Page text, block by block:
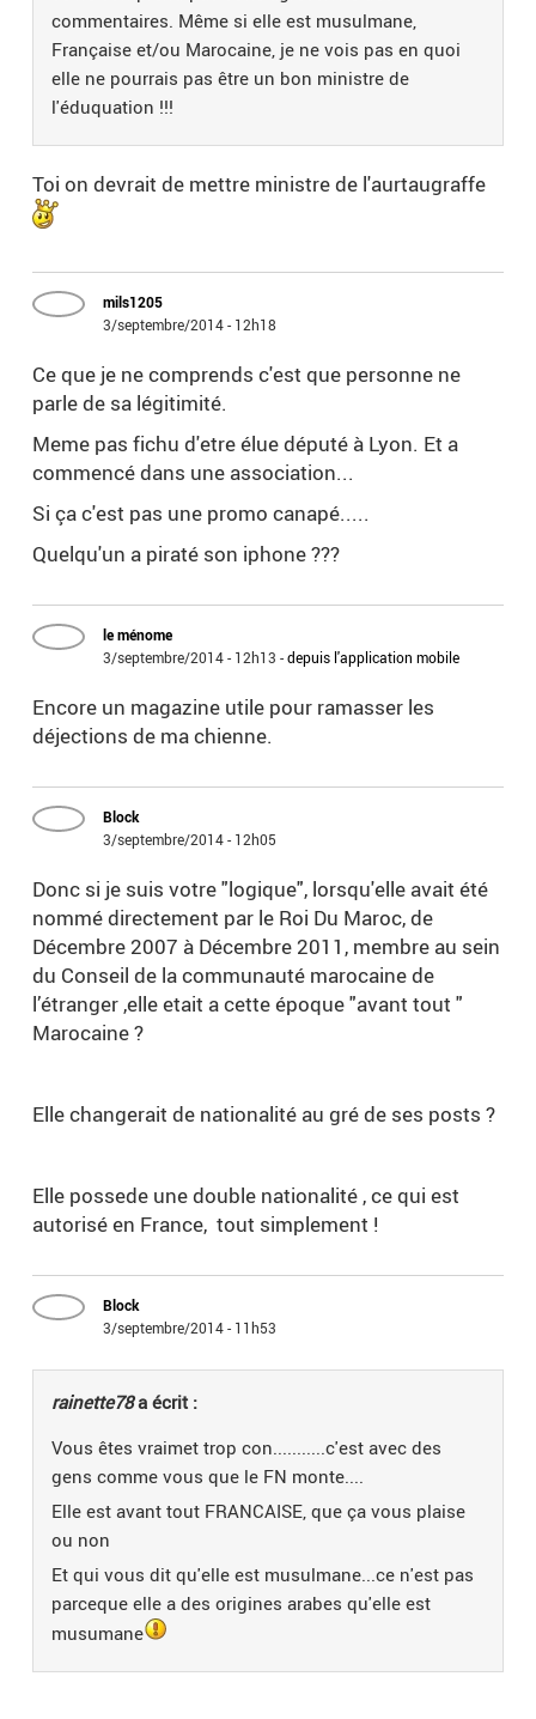
commentaires. Même si elle est musulmane,
Française et/ou Marocaine, je ne vois pas en quoi
elle ne pourrais pas être un bon ministre de
l'éduquation !!!
Toi on devrait de mettre ministre de l'aurtaugraffe
mils1205
3/septembre/2014 - 12h18
Ce que je ne comprends c'est que personne ne
parle de sa légitimité.
Meme pas fichu d'etre élue député à Lyon. Et a
commencé dans une association...
Si ça c'est pas une promo canapé.....
Quelqu'un a piraté son iphone ???
le ménome
3/septembre/2014 - 12h13 -depuis l'application mobile
Encore un magazine utile pour ramasser les
déjections de ma chienne.
Block
3/septembre/2014 - 12h05
Donc si je suis votre "logique", lorsqu'elle avait été
nommé directement par le Roi Du Maroc, de
Décembre 2007 à Décembre 2011, membre au sein
du Conseil de la communauté marocaine de
l’étranger ,elle etait a cette époque "avant tout "
Marocaine ?
Elle changerait de nationalité au gré de ses posts ?
Elle possede une double nationalité , ce qui est
autorisé en France, tout simplement !
Block
3/septembre/2014 - 11h53
rainette78a écrit :
Vous êtes vraimet trop con...........c'est avec des
gens comme vous que le FN monte....
Elle est avant tout FRANCAISE, que ça vous plaise
ou non
Et qui vous dit qu'elle est musulmane...ce n'est pas
parceque elle a des origines arabes qu'elle est
musumane